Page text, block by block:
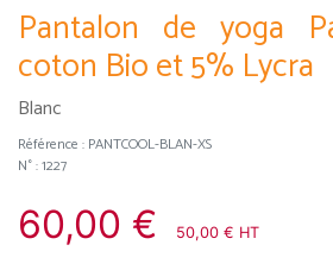
Pantalon de yoga
coton Bio et 5% Lycra
Blanc
Référence : PANTCOOL-BLAN-XS
N° : 1227
60,00 € 50,00 € HT